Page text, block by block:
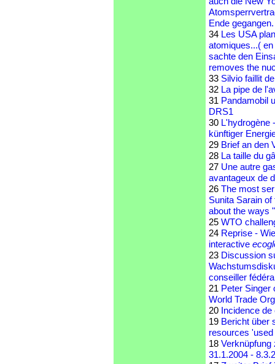
Ende
34 Les USA
atomiques...(
sachte den
removes the
33 Silvio faillit
32 La pipe de
31 Pandamobil
DRS1
30 L'hydrogène
künftiger
29 Brief an den
28 La taille du
27 Une autre
avantageux de
26 The most
Sunita Sarain
about the ways
25 WTO
24 Reprise -
interactive
23 Discussion
conseiller
21 Peter Singer
World Trade
20 Incidence
19 Bericht über
resources 'used
18 Verknüpfung
31.1.2004 -